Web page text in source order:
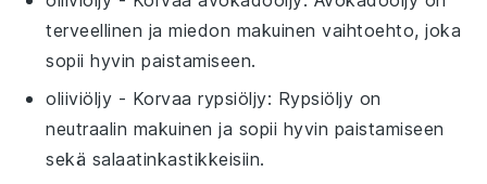
terveellinen ja miedon makuinen vaihtoehto, joka
sopii hyvin paistamiseen.
oliiviöljy - Korvaarypsiöljy: Rypsiöljy on
neutraalin makuinen ja sopii hyvin paistamiseen
sekä salaatinkastikkeisiin.